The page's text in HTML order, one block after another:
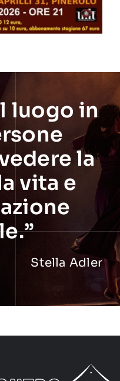
luogo in
la
vita e
Stella Adler